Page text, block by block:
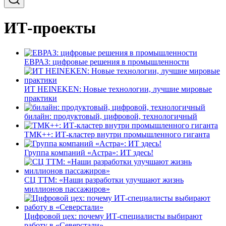
ИТ-проекты
ЕВРАЗ: цифровые решения в промышленности
ИТ HEINEKEN: Новые технологии, лучшие мировые
практики
билайн: продуктовый, цифровой, технологичный
ТМК++: ИТ-кластер внутри промышленного гиганта
Группа компаний «Астра»: ИТ здесь!
СЦ ТТМ: «Наши разработки улучшают жизнь
миллионов пассажиров»
Цифровой цех: почему ИТ-специалисты выбирают